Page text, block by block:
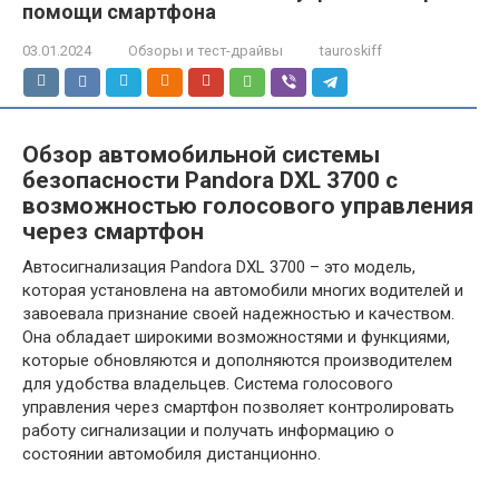
помощи смартфона
03.01.2024 Обзоры и тест-драйвы tauroskiff
Обзор автомобильной системы
безопасности Pandora DXL 3700 с
возможностью голосового управления
через смартфон
Автосигнализация Pandora DXL 3700 – это модель,
которая установлена на автомобили многих водителей и
завоевала признание своей надежностью и качеством.
Она обладает широкими возможностями и функциями,
которые обновляются и дополняются производителем
для удобства владельцев. Система голосового
управления через смартфон позволяет контролировать
работу сигнализации и получать информацию о
состоянии автомобиля дистанционно.